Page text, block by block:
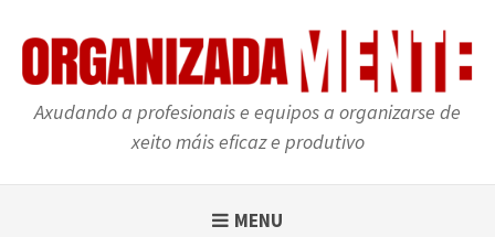
Axudando a profesionais e equipos a organizarse de
xeito máis eficaz e produtivo
MENU